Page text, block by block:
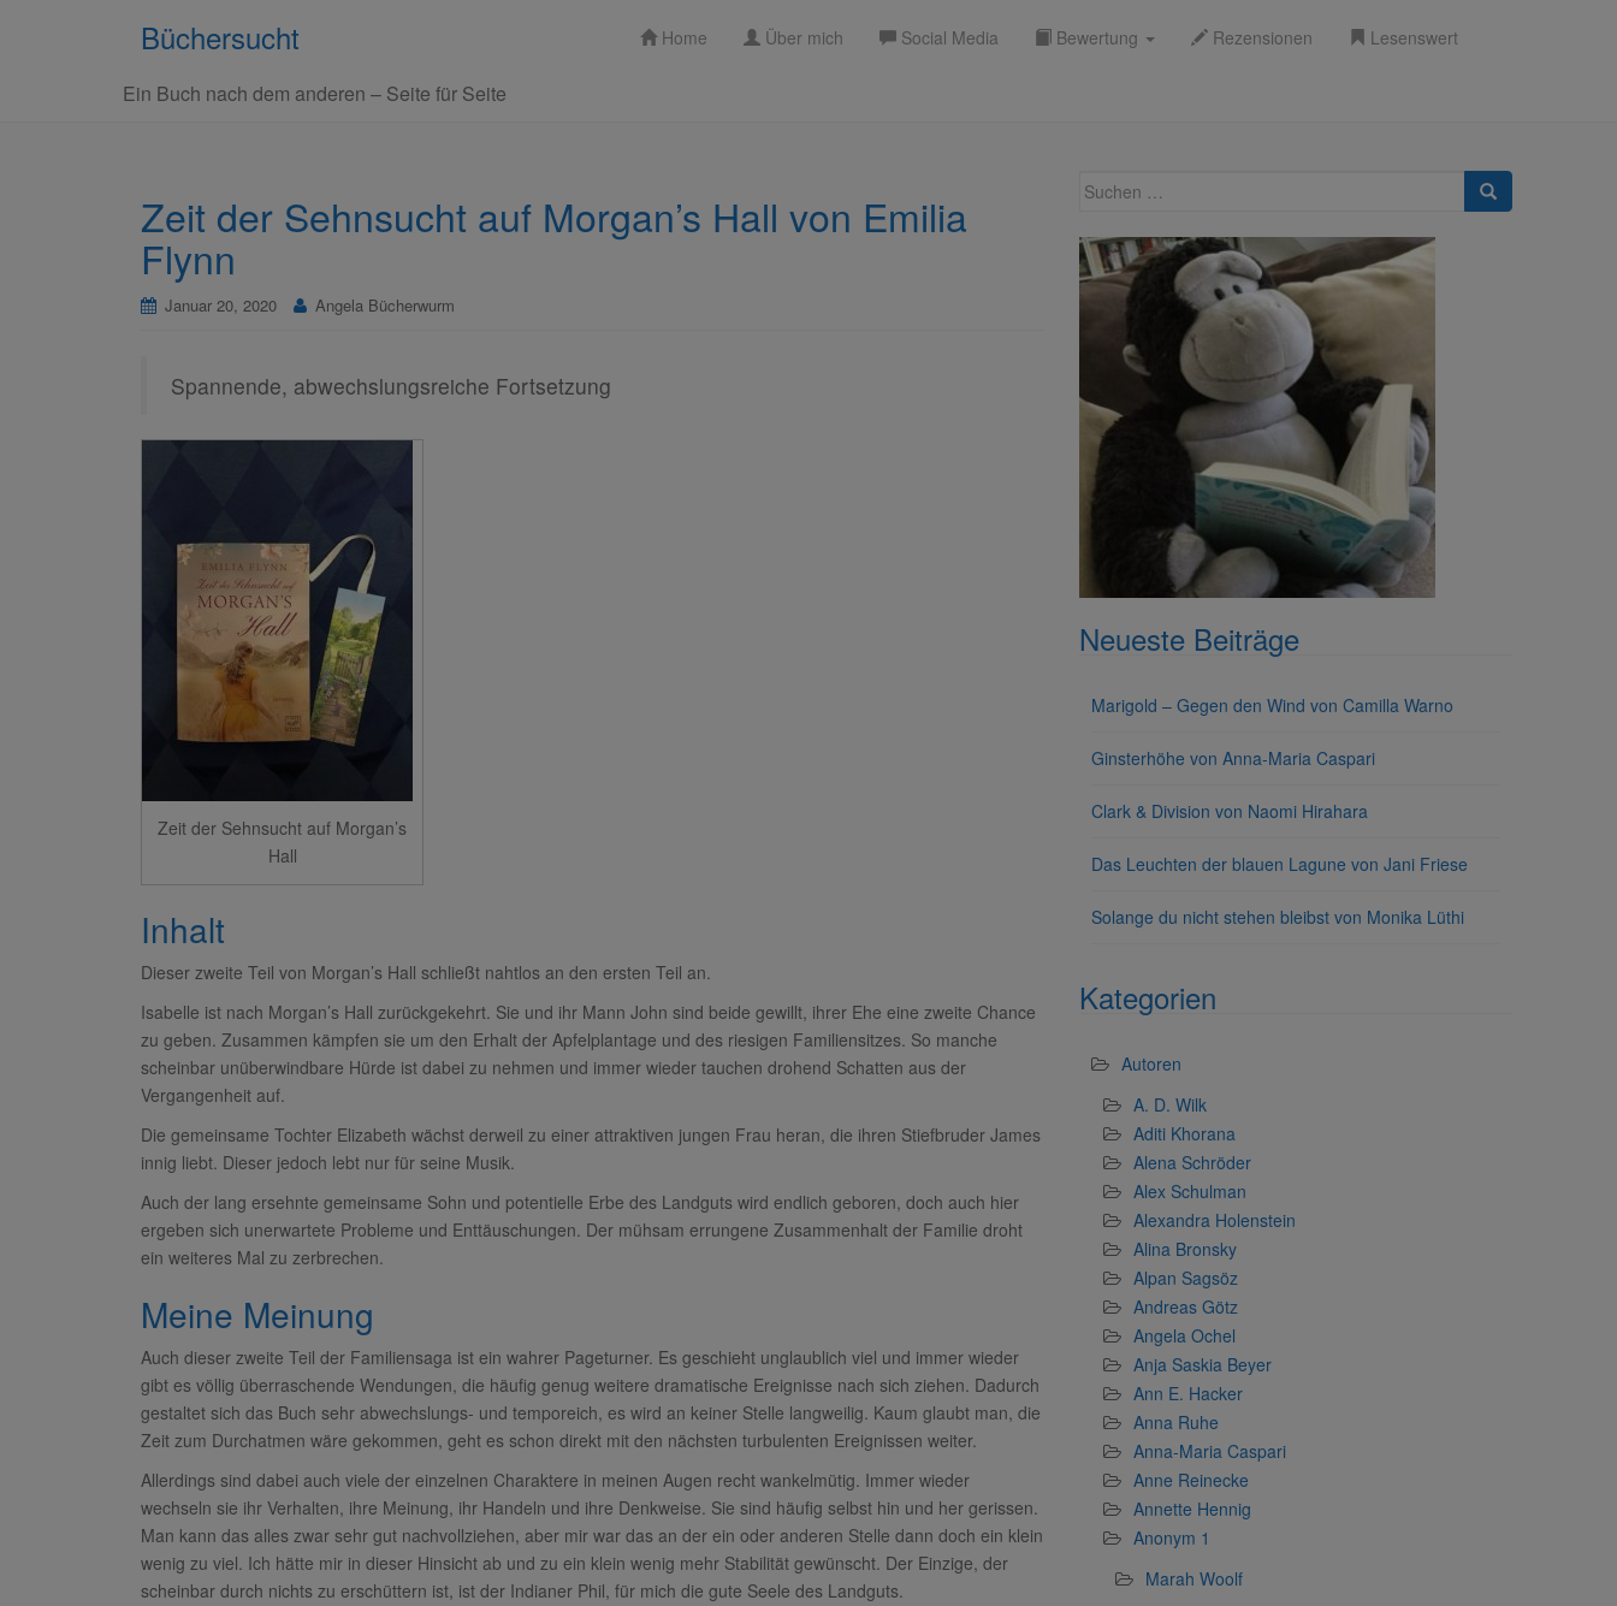
Büchersucht
Ein Buch nach dem anderen – Seite für Seite
Home Über mich Social Media Bewertung Rezensionen Lesenswert
Zeit der Sehnsucht auf Morgan’s Hall von Emilia
Flynn
Januar 20, 2020 Angela Bücherwurm
Spannende, abwechslungsreiche Fortsetzung
Zeit der Sehnsucht auf Morgan’s
Hall
Inhalt
Dieser zweite Teil von Morgan’s Hall schließt nahtlos an den ersten Teil an.
Isabelle ist nach Morgan’s Hall zurückgekehrt. Sie und ihr Mann John sind beide gewillt, ihrer Ehe eine zweite Chance
zu geben. Zusammen kämpfen sie um den Erhalt der Apfelplantage und des riesigen Familiensitzes. So manche
scheinbar unüberwindbare Hürde ist dabei zu nehmen und immer wieder tauchen drohend Schatten aus der
Vergangenheit auf.
Die gemeinsame Tochter Elizabeth wächst derweil zu einer attraktiven jungen Frau heran, die ihren Stiefbruder James
innig liebt. Dieser jedoch lebt nur für seine Musik.
Auch der lang ersehnte gemeinsame Sohn und potentielle Erbe des Landguts wird endlich geboren, doch auch hier
ergeben sich unerwartete Probleme und Enttäuschungen. Der mühsam errungene Zusammenhalt der Familie droht
ein weiteres Mal zu zerbrechen.
Meine Meinung
Auch dieser zweite Teil der Familiensaga ist ein wahrer Pageturner. Es geschieht unglaublich viel und immer wieder
gibt es völlig überraschende Wendungen, die häufig genug weitere dramatische Ereignisse nach sich ziehen. Dadurch
gestaltet sich das Buch sehr abwechslungs- und temporeich, es wird an keiner Stelle langweilig. Kaum glaubt man, die
Zeit zum Durchatmen wäre gekommen, geht es schon direkt mit den nächsten turbulenten Ereignissen weiter.
Allerdings sind dabei auch viele der einzelnen Charaktere in meinen Augen recht wankelmütig. Immer wieder
wechseln sie ihr Verhalten, ihre Meinung, ihr Handeln und ihre Denkweise. Sie sind häufig selbst hin und her gerissen.
Man kann das alles zwar sehr gut nachvollziehen, aber mir war das an der ein oder anderen Stelle dann doch ein klein
wenig zu viel. Ich hätte mir in dieser Hinsicht ab und zu ein klein wenig mehr Stabilität gewünscht. Der Einzige, der
scheinbar durch nichts zu erschüttern ist, ist der Indianer Phil, für mich die gute Seele des Landguts.
Suche
Neueste Beiträge
Marigold – Gegen den Wind von Camilla Warno
Ginsterhöhe von Anna-Maria Caspari
Clark & Division von Naomi Hirahara
Das Leuchten der blauen Lagune von Jani Friese
Solange du nicht stehen bleibst von Monika Lüthi
Kategorien
Autoren
A. D. Wilk
Aditi Khorana
Alena Schröder
Alex Schulman
Alexandra Holenstein
Alina Bronsky
Alpan Sagsöz
Andreas Götz
Angela Ochel
Anja Saskia Beyer
Ann E. Hacker
Anna Ruhe
Anna-Maria Caspari
Anne Reinecke
Annette Hennig
Anonym 1
Marah Woolf